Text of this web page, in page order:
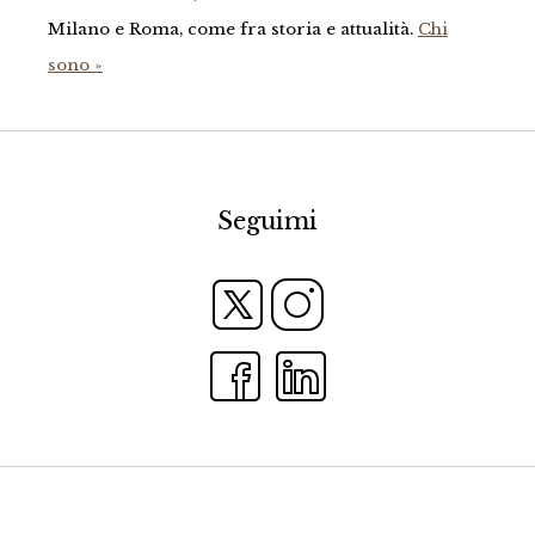
Milano e Roma, come fra storia e attualità. Chi
sono »
Seguimi